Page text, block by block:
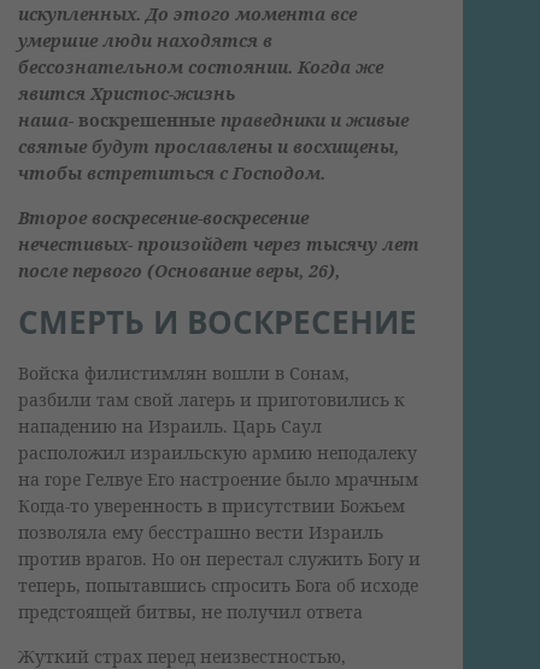
искупленных. До этого момента все
умершие люди находятся в
бессознательном состоянии. Когда же
явится Христос-жизнь
наша- воскрешенные праведники и живые
святые будут прославлены и восхищены,
чтобы встретиться с Господом.
Второе воскресение-воскресение
нечестивых- произойдет через тысячу лет
после первого (Основание веры, 26),
СМЕРТЬ И ВОСКРЕСЕНИЕ
Войска филистимлян вошли в Сонам,
разбили там свой лагерь и приготовились к
нападению на Израиль. Царь Саул
расположил израильскую армию неподалеку
на горе Гелвуе Его настроение было мрачным
Когда-то уверенность в присутствии Божьем
позволяла ему бесстрашно вести Израиль
против врагов. Но он перестал служить Богу и
теперь, попытавшись спросить Бога об исходе
предстоящей битвы, не получил ответа
Жуткий страх перед неизвестностью,